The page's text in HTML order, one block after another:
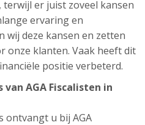
er juist zoveel kansen
ervaring en
wij deze kansen en zetten
onze klanten. Vaak heeft dit
positie verbeterd.
AGA Fiscalisten in
ontvangt u bij AGA